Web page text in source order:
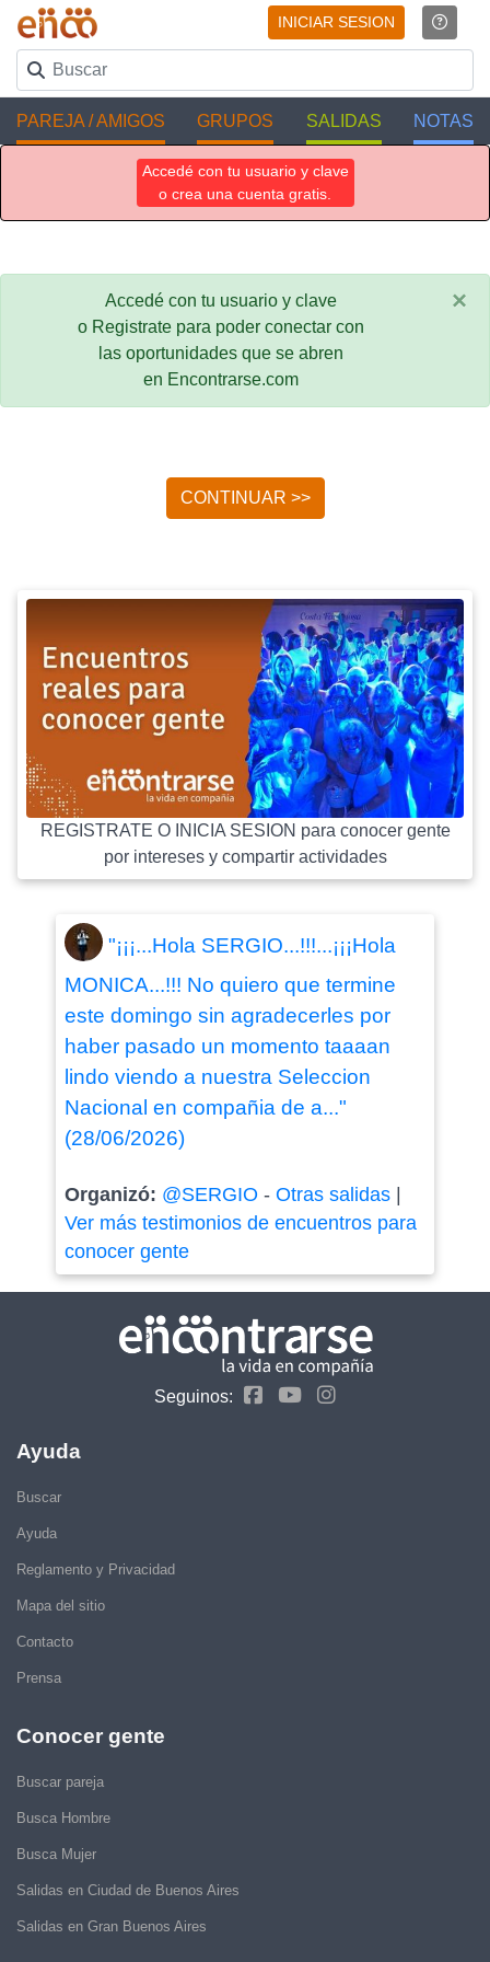
INICIAR SESION
PAREJA / AMIGOS GRUPOS SALIDAS NOTAS
Accedé con tu usuario y clave
o crea una cuenta gratis.
Accedé con tu usuario y clave
o Registrate para poder conectar con
las oportunidades que se abren
en Encontrarse.com
×
CONTINUAR >>
REGISTRATE O INICIA SESION para conocer gente
por intereses y compartir actividades
"¡¡¡...Hola SERGIO...!!!...¡¡¡Hola
MONICA...!!! No quiero que termine
este domingo sin agradecerles por
haber pasado un momento taaaan
lindo viendo a nuestra Seleccion
Nacional en compañia de a..."
(28/06/2026)
Organizó: @SERGIO - Otras salidas|
Ver más testimonios de encuentros para
conocer gente
Seguinos:
Ayuda
Buscar
Ayuda
Reglamento y Privacidad
Mapa del sitio
Contacto
Prensa
Conocer gente
Buscar pareja
Busca Hombre
Busca Mujer
Salidas en Ciudad de Buenos Aires
Salidas en Gran Buenos Aires